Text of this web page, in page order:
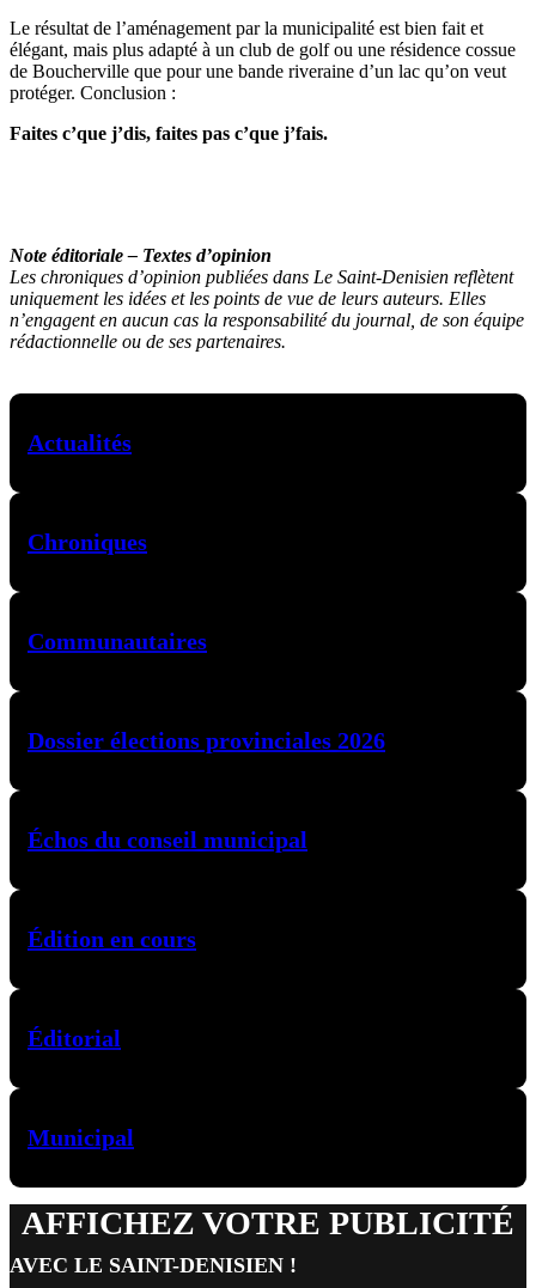
Le résultat de l’aménagement par la municipalité est bien fait et
élégant, mais plus adapté à un club de golf ou une résidence cossue
de Boucherville que pour une bande riveraine d’un lac qu’on veut
protéger. Conclusion :
Faites c’que j’dis, faites pas c’que j’fais.
Note éditoriale – Textes d’opinion
Les chroniques d’opinion publiées dans Le Saint-Denisien reflètent
uniquement les idées et les points de vue de leurs auteurs. Elles
n’engagent en aucun cas la responsabilité du journal, de son équipe
rédactionnelle ou de ses partenaires.
Actualités
Chroniques
Communautaires
Dossier élections provinciales 2026
Échos du conseil municipal
Édition en cours
Éditorial
Municipal
AFFICHEZ VOTRE PUBLICITÉ
AVEC LE SAINT-DENISIEN !